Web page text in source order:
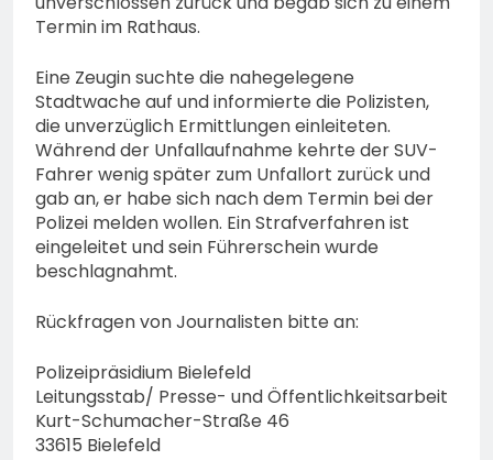
Termin im Rathaus.
Eine Zeugin suchte die nahegelegene
Stadtwache auf und informierte die Polizisten,
die unverzüglich Ermittlungen einleiteten.
Während der Unfallaufnahme kehrte der SUV-
Fahrer wenig später zum Unfallort zurück und
gab an, er habe sich nach dem Termin bei der
Polizei melden wollen. Ein Strafverfahren ist
eingeleitet und sein Führerschein wurde
beschlagnahmt.
Rückfragen von Journalisten bitte an:
Polizeipräsidium Bielefeld
Leitungsstab/ Presse- und Öffentlichkeitsarbeit
Kurt-Schumacher-Straße 46
33615 Bielefeld